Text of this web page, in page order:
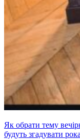
Як обрати тему
будуть згадувати